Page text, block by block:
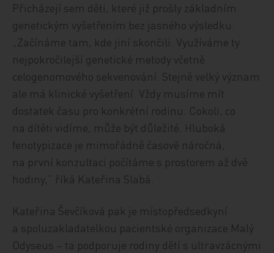
Přicházejí sem děti, které již prošly základním
genetickým vyšetřením bez jasného výsledku.
„Začínáme tam, kde jiní skončili. Využíváme ty
nejpokročilejší genetické metody včetně
celogenomového sekvenování. Stejně velký význam
ale má klinické vyšetření. Vždy musíme mít
dostatek času pro konkrétní rodinu. Cokoli, co
na dítěti vidíme, může být důležité. Hluboká
fenotypizace je mimořádně časově náročná,
na první konzultaci počítáme s prostorem až dvě
hodiny,“ říká Kateřina Slabá.
Kateřina Ševčíková pak je místopředsedkyní
a spoluzakladatelkou pacientské organizace Malý
Odyseus – ta podporuje rodiny dětí s ultravzácnými